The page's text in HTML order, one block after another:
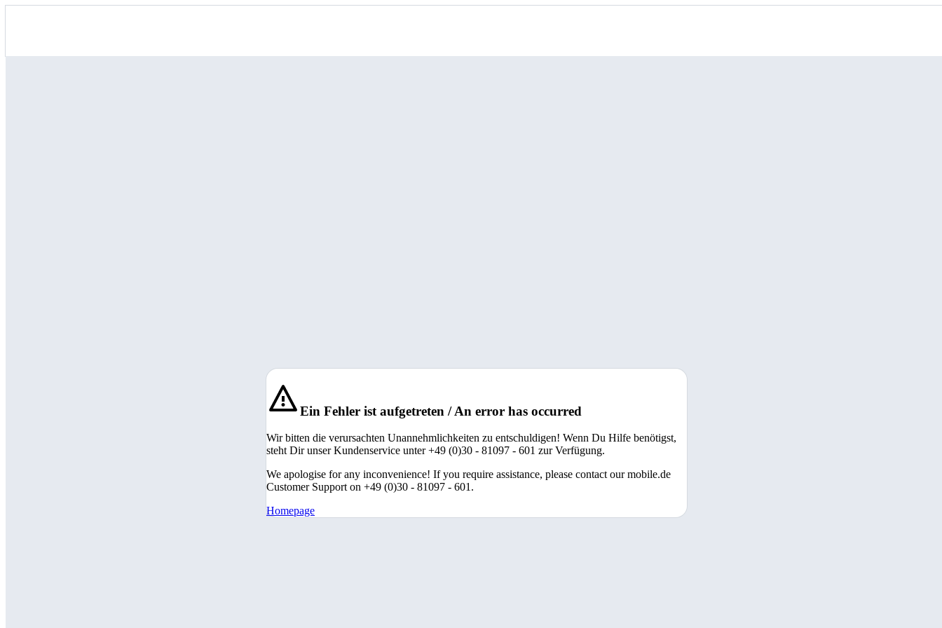
Ein Fehler ist aufgetreten / An error has occurred
Wir bitten die verursachten Unannehmlichkeiten zu entschuldigen! Wenn Du Hilfe benötigst,
steht Dir unser Kundenservice unter +49 (0)30 - 81097 - 601 zur Verfügung.
We apologise for any inconvenience! If you require assistance, please contact our mobile.de
Customer Support on +49 (0)30 - 81097 - 601.
Homepage